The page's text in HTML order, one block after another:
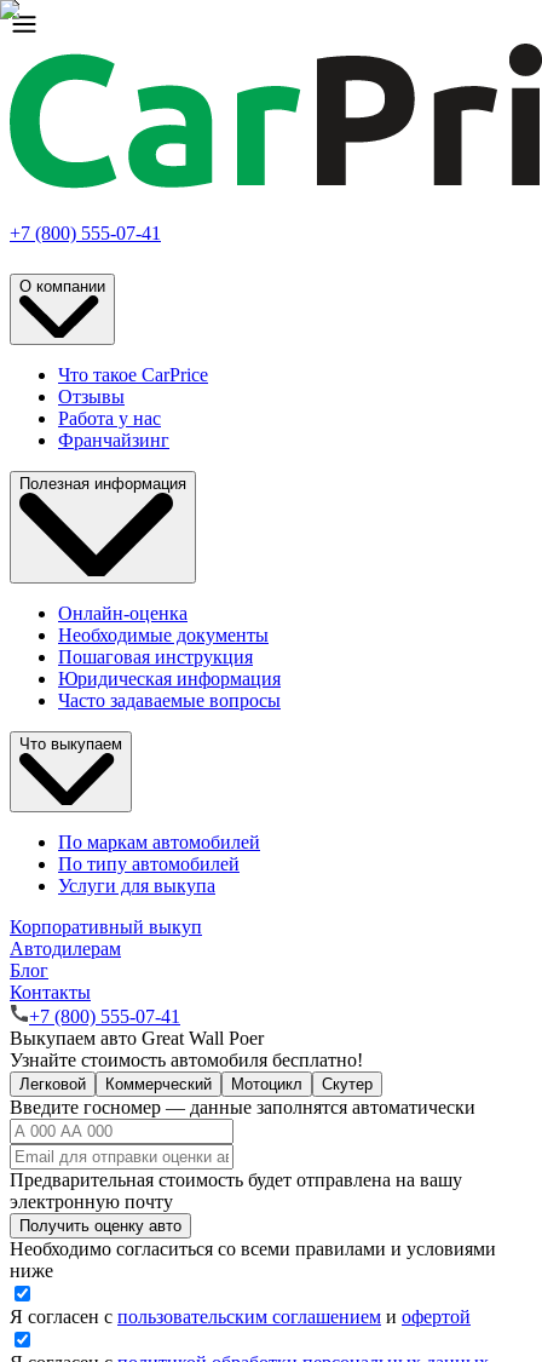
+7 (800) 555-07-41
О компании
Что такое CarPrice
Отзывы
Работа у нас
Франчайзинг
Полезная информация
Онлайн-оценка
Необходимые документы
Пошаговая инструкция
Юридическая информация
Часто задаваемые вопросы
Что выкупаем
По маркам автомобилей
По типу автомобилей
Услуги для выкупа
Корпоративный выкуп
Автодилерам
Блог
Контакты
+7 (800) 555-07-41
Выкупаем авто Great Wall Poer
Узнайте стоимость автомобиля бесплатно!
Легковой Коммерческий Мотоцикл Скутер
Введите госномер — данные заполнятся автоматически
Предварительная стоимость будет отправлена на вашу
электронную почту
Получить оценку авто
Необходимо согласиться со всеми правилами и условиями
ниже
Я согласен с пользовательским соглашением и офертой